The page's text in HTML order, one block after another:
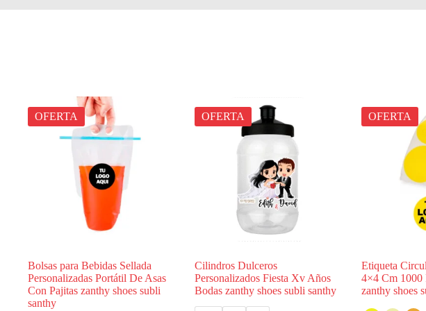
OFERTA
Bolsas para Bebidas Sellada
Personalizadas Portátil De Asas
Con Pajitas zanthy shoes subli
santhy
OFERTA
Cilindros Dulceros
Personalizados Fiesta Xv Años
Bodas zanthy shoes subli santhy
OFERTA
Etiqueta
4×4 Cm 1000
zanthy shoes